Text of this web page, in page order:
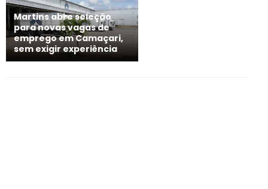
Martins abre seleção
para novas vagas de
emprego em Camaçari,
sem exigir experiência